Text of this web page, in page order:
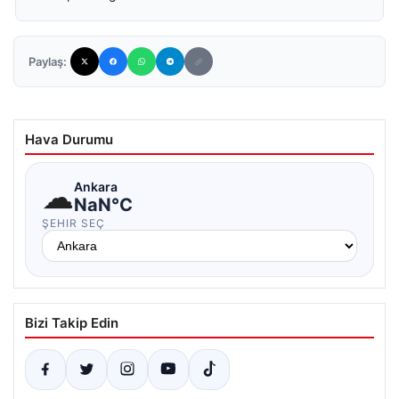
Paylaş:
Hava Durumu
☁Ankara
NaN°C
ŞEHIR SEÇ
Bizi Takip Edin